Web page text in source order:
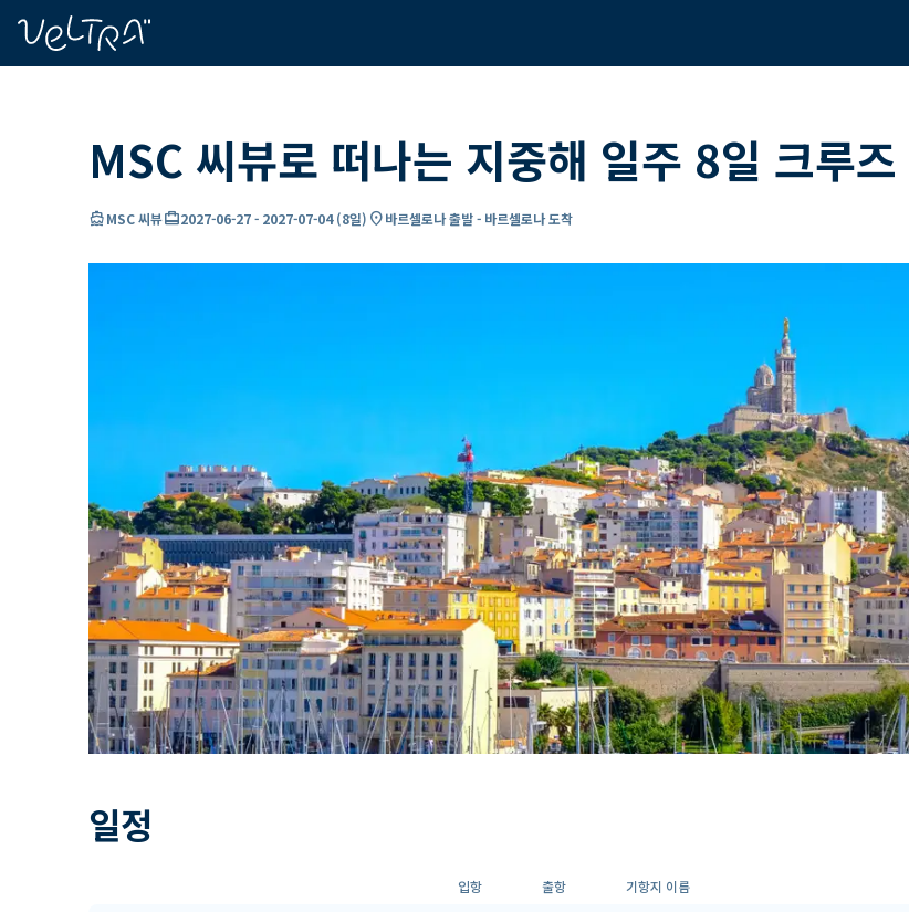
MSC 씨뷰로 떠나는 지중해 일주 8일 크루즈
directions_boatMSC 씨뷰card_travel2027-06-27- 2027-07-04(8일) location_on바르셀로나 출발 - 바르셀로나 도착
일정
입항 출항 기항지 이름